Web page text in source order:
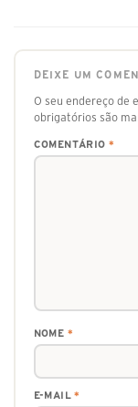
DEIXE UM
O seu endereço de
obrigatórios são
COMENTÁRIO *
NOME *
E-MAIL*